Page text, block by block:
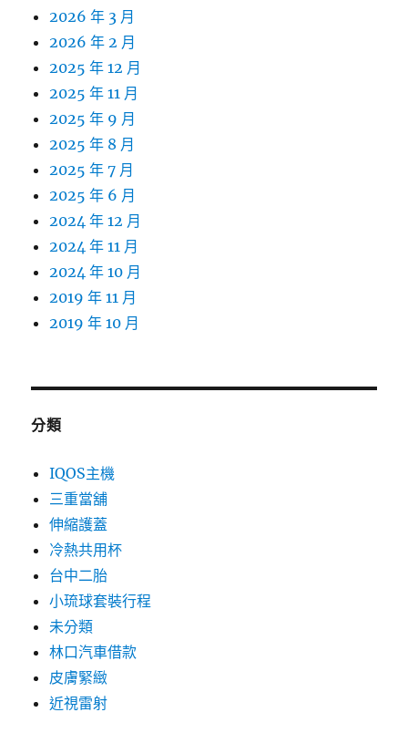
2026 年 3 月
2026 年 2 月
2025 年 12 月
2025 年 11 月
2025 年 9 月
2025 年 8 月
2025 年 7 月
2025 年 6 月
2024 年 12 月
2024 年 11 月
2024 年 10 月
2019 年 11 月
2019 年 10 月
分類
IQOS主機
三重當舖
伸縮護蓋
冷熱共用杯
台中二胎
小琉球套裝行程
未分類
林口汽車借款
皮膚緊緻
近視雷射